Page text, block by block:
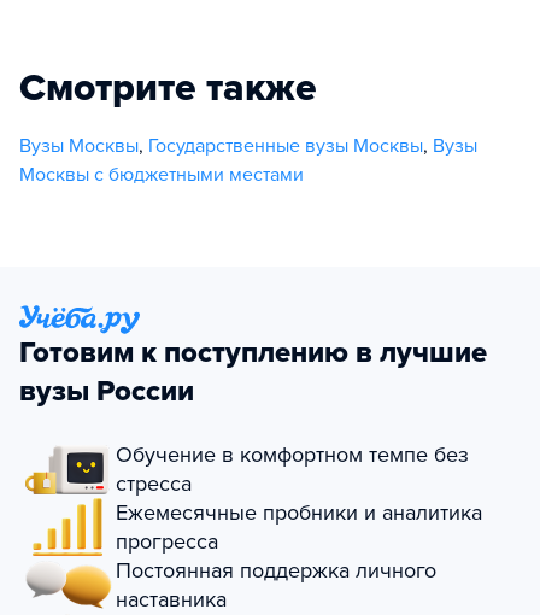
Смотрите также
Вузы Москвы, Государственные вузы Москвы, Вузы
Москвы с бюджетными местами
Готовим к поступлению в лучшие
вузы России
Обучение в комфортном темпе без
стресса
Ежемесячные пробники и аналитика
прогресса
Постоянная поддержка личного
наставника